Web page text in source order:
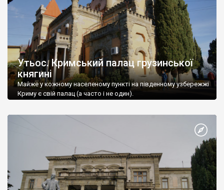
Утьос. Кримський палац грузинської
княгині
Майже у кожному населеному пункті на південному узбережжі
Криму є свій палац (а часто і не один).